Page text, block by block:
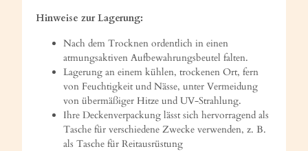
Hinweise zur Lagerung:
Nach dem Trocknen ordentlich in einen
atmungsaktiven Aufbewahrungsbeutel falten.
Lagerung an einem kühlen, trockenen Ort, fern
von Feuchtigkeit und Nässe, unter Vermeidung
von übermäßiger Hitze und UV-Strahlung.
Ihre Deckenverpackung lässt sich hervorragend als
Tasche für verschiedene Zwecke verwenden, z. B.
als Tasche für Reitausrüstung